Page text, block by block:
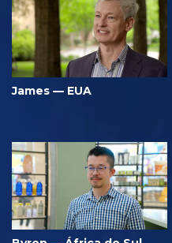
James — EUA